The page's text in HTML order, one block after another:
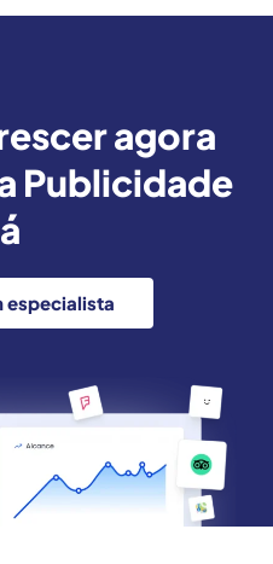
agora
Publicidade
especialista